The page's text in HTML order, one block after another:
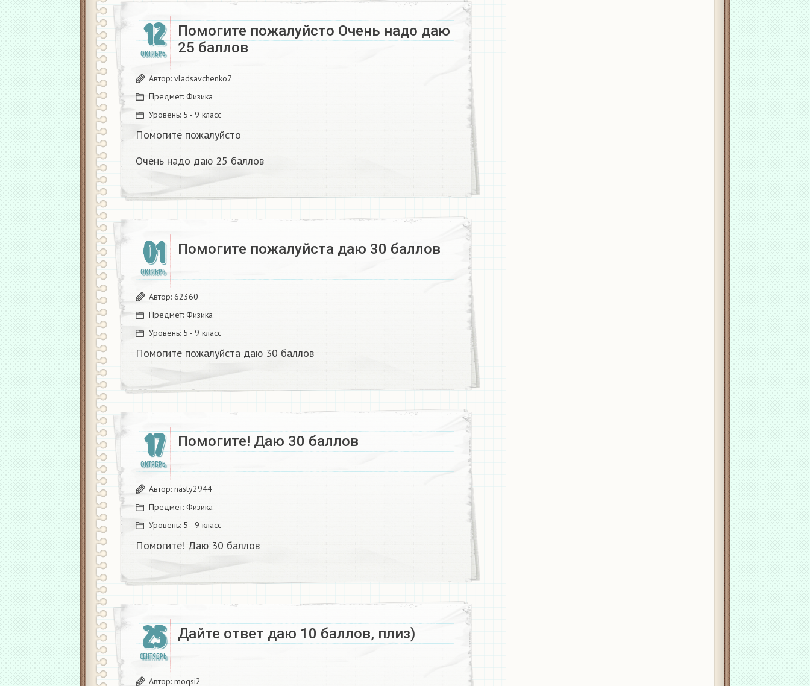
12
ОКТЯБРЬ
Помогите пожалуйсто Очень надо даю
25 баллов
Автор: vladsavchenko7
Предмет: Физика
Уровень: 5 - 9 класс
Помогите пожалуйсто
Очень надо даю 25 баллов
01
ОКТЯБРЬ
Помогите пожалуйста даю 30 баллов
Автор: 62360
Предмет: Физика
Уровень: 5 - 9 класс
Помогите пожалуйста даю 30 баллов
17
ОКТЯБРЬ
Помогите! Даю 30 баллов
Автор: nasty2944
Предмет: Физика
Уровень: 5 - 9 класс
Помогите! Даю 30 баллов
25
СЕНТЯБРЬ
Дайте ответ даю 10 баллов, плиз)
Автор: moqsi2